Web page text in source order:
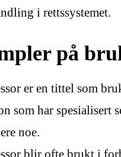
i rettssystemet.
på
er en tittel som
som har spesialisert
noe.